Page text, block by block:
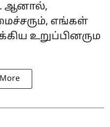
ஆனால்,
எங்கள்
உறுப்பினரும